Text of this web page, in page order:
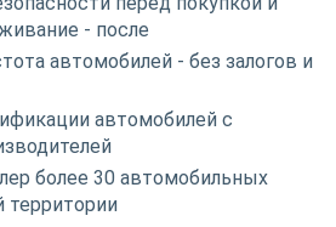
- после
автомобилей - без залогов и
автомобилей с
более 30 автомобильных
территории